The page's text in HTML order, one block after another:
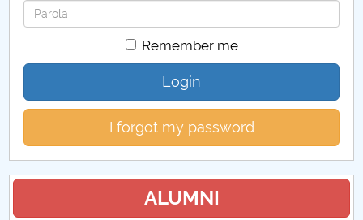
Componența dosarului de înscriere la Nivelul II
Taxe studenți monospecializare
Taxe studenți dublă specializare
Password
Remember me
Login
I forgot my password
ALUMNI